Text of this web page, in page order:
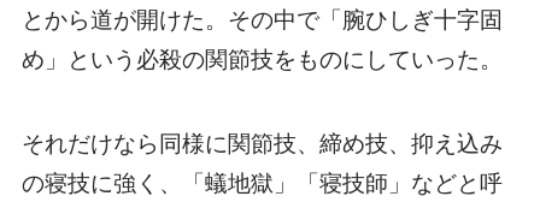
とから道が開けた。その中で「腕ひしぎ十字固
め」という必殺の関節技をものにしていった。
それだけなら同様に関節技、締め技、抑え込み
の寝技に強く、「蟻地獄」「寝技師」などと呼